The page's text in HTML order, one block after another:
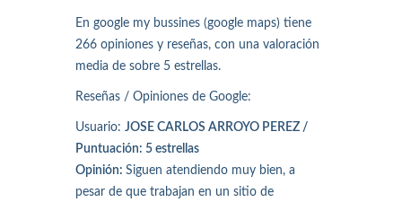
En google my bussines (google maps) tiene
266 opiniones y reseñas, con una valoración
media de sobre 5 estrellas.
Reseñas / Opiniones de Google:
Usuario: JOSE CARLOS ARROYO PEREZ /
Puntuación: 5 estrellas
Opinión: Siguen atendiendo muy bien, a
pesar de que trabajan en un sitio de